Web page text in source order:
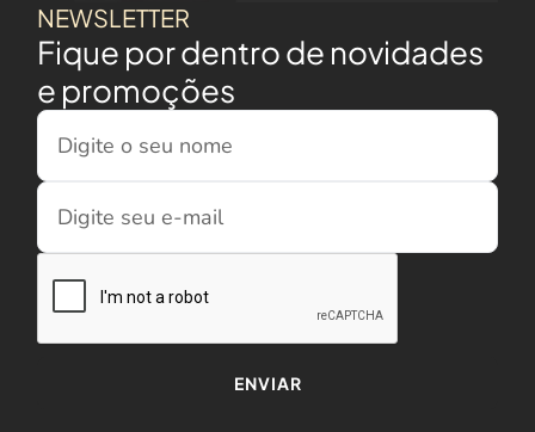
NEWSLETTER
Fique por dentro de novidades
e promoções